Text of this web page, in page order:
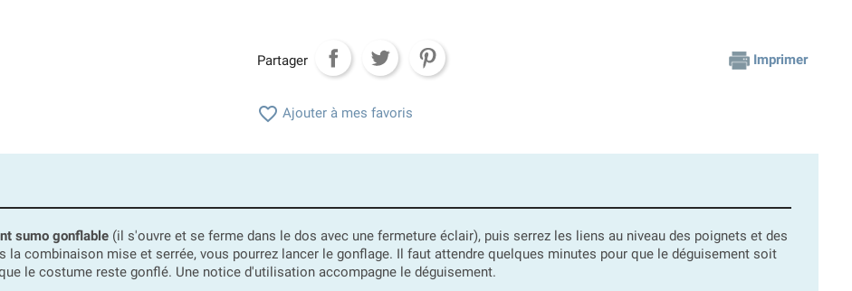
Partager Imprimer
 Ajouter à mes favoris
sumo gonflable (il s'ouvre et se ferme dans le dos avec une fermeture éclair), puis serrez les liens au niveau des poignets et des
la combinaison mise et serrée, vous pourrez lancer le gonflage. Il faut attendre quelques minutes pour que le déguisement soit
le costume reste gonflé. Une notice d'utilisation accompagne le déguisement.